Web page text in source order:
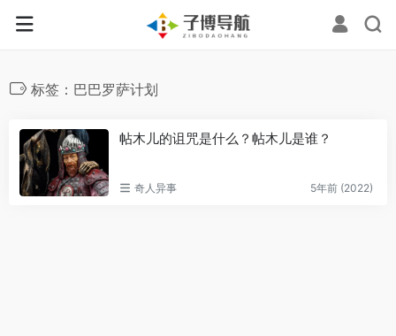
标签：巴巴罗萨计划
帖木儿的诅咒是什么？帖木儿是谁？
奇人异事 5年前 (2022)